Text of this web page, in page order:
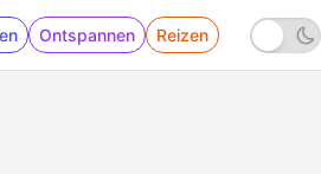
Ontspannen Reizen